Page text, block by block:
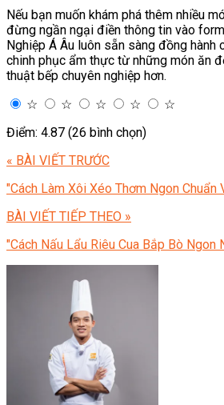
Nếu bạn muốn khám phá thêm nhiều
đừng ngần ngại điền thông tin vào
Nghiệp Á Âu luôn sẵn sàng đồng hành
chinh phục ẩm thực từ những món ăn
thuật bếp chuyên nghiệp hơn.
☆
☆ ☆ ☆
☆
Điểm: 4.87 (26 bình chọn)
« BÀI VIẾT TRƯỚC
"Cách Làm Xôi Xéo Thơm Ngon Chuẩn
BÀI VIẾT TIẾP THEO »
"Cách Nấu Lẩu Riêu Cua Bắp Bò Ngon